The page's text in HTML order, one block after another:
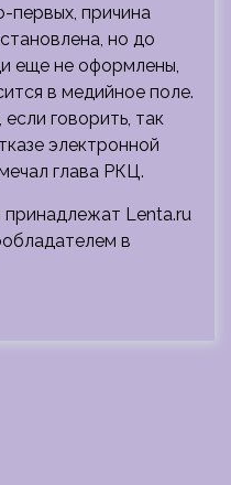
первых, причина
но до
еще не оформлены,
в медийное поле.
говорить, так
электронной
глава РКЦ.
Lenta.ru
в